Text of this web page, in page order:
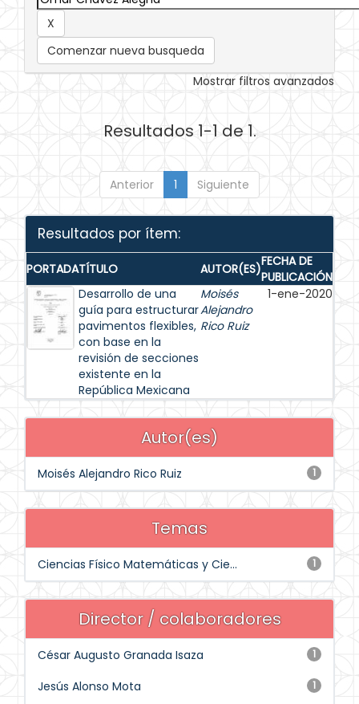
Comenzar nueva busqueda
Mostrar filtros avanzados
Resultados 1-1 de 1.
Anterior 1 Siguiente
Resultados por ítem:
PORTADATÍTULO AUTOR(ES)FECHA DE
PUBLICACIÓN
Desarrollo de una
guía para estructurar
pavimentos flexibles,
con base en la
revisión de secciones
existente en la
República Mexicana
Moisés
Alejandro
Rico Ruiz
1-ene-2020
Autor(es)
1
Moisés Alejandro Rico Ruiz
Temas
1
Ciencias Físico Matemáticas y Cie...
Director / colaboradores
1
César Augusto Granada Isaza
1
Jesús Alonso Mota